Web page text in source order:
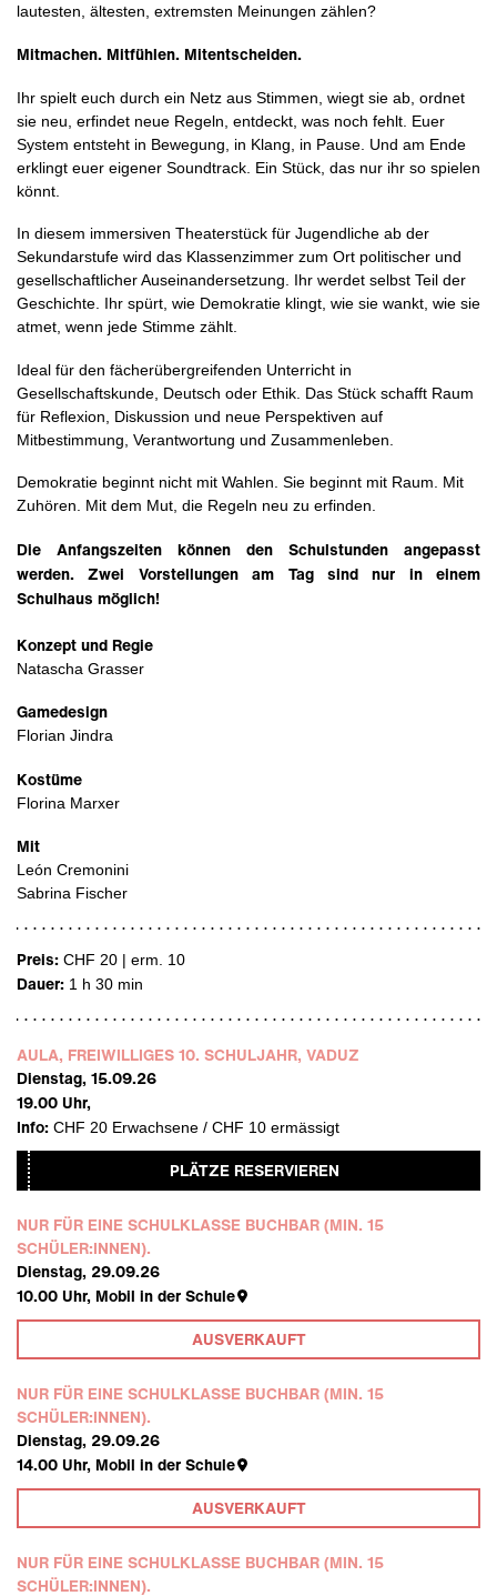
lautesten, ältesten, extremsten Meinungen zählen?
Mitmachen. Mitfühlen. Mitentscheiden.
Ihr spielt euch durch ein Netz aus Stimmen, wiegt sie ab, ordnet
sie neu, erfindet neue Regeln, entdeckt, was noch fehlt. Euer
System entsteht in Bewegung, in Klang, in Pause. Und am Ende
erklingt euer eigener Soundtrack. Ein Stück, das nur ihr so spielen
könnt.
In diesem immersiven Theaterstück für Jugendliche ab der
Sekundarstufe wird das Klassenzimmer zum Ort politischer und
gesellschaftlicher Auseinandersetzung. Ihr werdet selbst Teil der
Geschichte. Ihr spürt, wie Demokratie klingt, wie sie wankt, wie sie
atmet, wenn jede Stimme zählt.
Ideal für den fächerübergreifenden Unterricht in
Gesellschaftskunde, Deutsch oder Ethik. Das Stück schafft Raum
für Reflexion, Diskussion und neue Perspektiven auf
Mitbestimmung, Verantwortung und Zusammenleben.
Demokratie beginnt nicht mit Wahlen. Sie beginnt mit Raum. Mit
Zuhören. Mit dem Mut, die Regeln neu zu erfinden.
Die Anfangszeiten können den Schulstunden angepasst
werden. Zwei Vorstellungen am Tag sind nur in einem
Schulhaus möglich!
Konzept und Regie
Natascha Grasser
Gamedesign
Florian Jindra
Kostüme
Florina Marxer
Mit
León Cremonini
Sabrina Fischer
Preis: CHF 20 | erm. 10
Dauer: 1 h 30 min
AULA, FREIWILLIGES 10. SCHULJAHR, VADUZ
Dienstag, 15.09.26
19.00 Uhr,
Info: CHF 20 Erwachsene / CHF 10 ermässigt
PLÄTZE RESERVIEREN
NUR FÜR EINE SCHULKLASSE BUCHBAR (MIN. 15
SCHÜLER:INNEN).
Dienstag, 29.09.26
10.00 Uhr, Mobil in der Schule
AUSVERKAUFT
NUR FÜR EINE SCHULKLASSE BUCHBAR (MIN. 15
SCHÜLER:INNEN).
Dienstag, 29.09.26
14.00 Uhr, Mobil in der Schule
AUSVERKAUFT
NUR FÜR EINE SCHULKLASSE BUCHBAR (MIN. 15
SCHÜLER:INNEN).